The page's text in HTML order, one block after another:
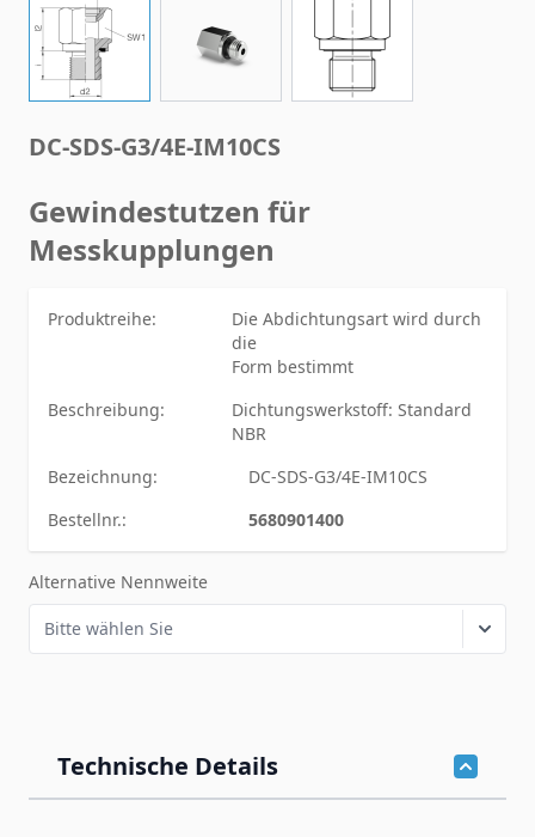
DC-SDS-G3/4E-IM10CS
Gewindestutzen für
Messkupplungen
Produktreihe:
Die Abdichtungsart wird durch
die
Form bestimmt
Beschreibung:
Dichtungswerkstoff: Standard
NBR
Bezeichnung:
DC-SDS-G3/4E-IM10CS
Bestellnr.:
5680901400
Alternative Nennweite
Technische Details